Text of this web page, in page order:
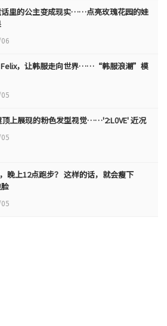
话里的公主变成现实……点亮玫瑰花园的娃
Felix，让韩服走向世界……“韩服浪潮”模
顶上展现的粉色发型视觉……'2:L0VE' 近况
晚上12点跑步？ 这样的话，就会瘦下